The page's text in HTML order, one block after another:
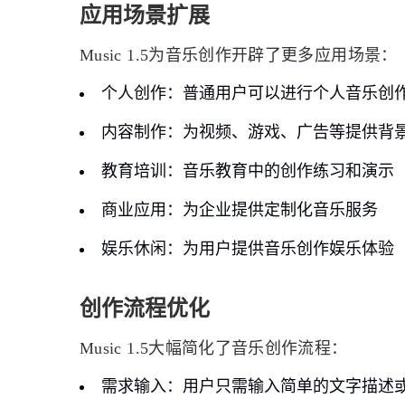
应用场景扩展
Music 1.5为音乐创作开辟了更多应用场景：
个人创作：普通用户可以进行个人音乐创
内容制作：为视频、游戏、广告等提供背
教育培训 ：音乐教育中的创作练习和演示
商业应用 ：为企业提供定制化音乐服务
娱乐休闲 ：为用户提供音乐创作娱乐体验
创作流程优化
Music 1.5大幅简化了音乐创作流程：
需求输入 ：用户只需输入简单的文字描述